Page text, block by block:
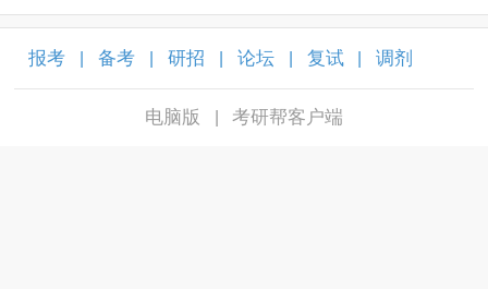
报考 备考 研招 论坛 复试 调剂
电脑版 考研帮客户端